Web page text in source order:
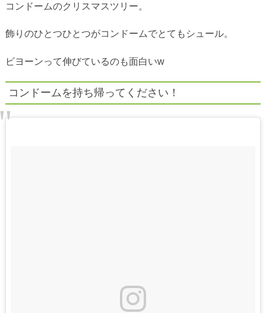
コンドームのクリスマスツリー。
飾りのひとつひとつがコンドームでとてもシュール。
ビヨーンって伸びているのも面白いw
コンドームを持ち帰ってください！